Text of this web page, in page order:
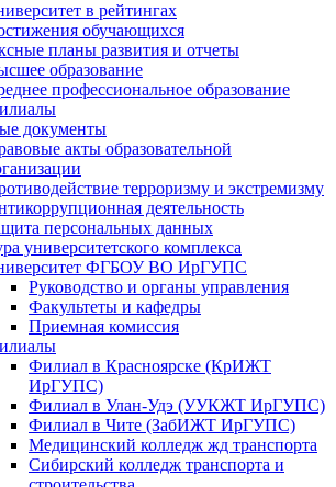
в рейтингах
обучающихся
планы развития и отчеты
образование
профессиональное образование
документы
акты образовательной
терроризму и экстремизму
деятельность
персональных данных
университетского комплекса
ФГБОУ ВО ИрГУПС
Руководство и органы управления
Факультеты и кафедры
Приемная комиссия
Филиал в Красноярске (КрИЖТ
ИрГУПС)
Филиал в Улан-Удэ (УУКЖТ ИрГУПС)
Филиал в Чите (ЗабИЖТ ИрГУПС)
Медицинский колледж жд транспорта
Сибирский колледж транспорта и